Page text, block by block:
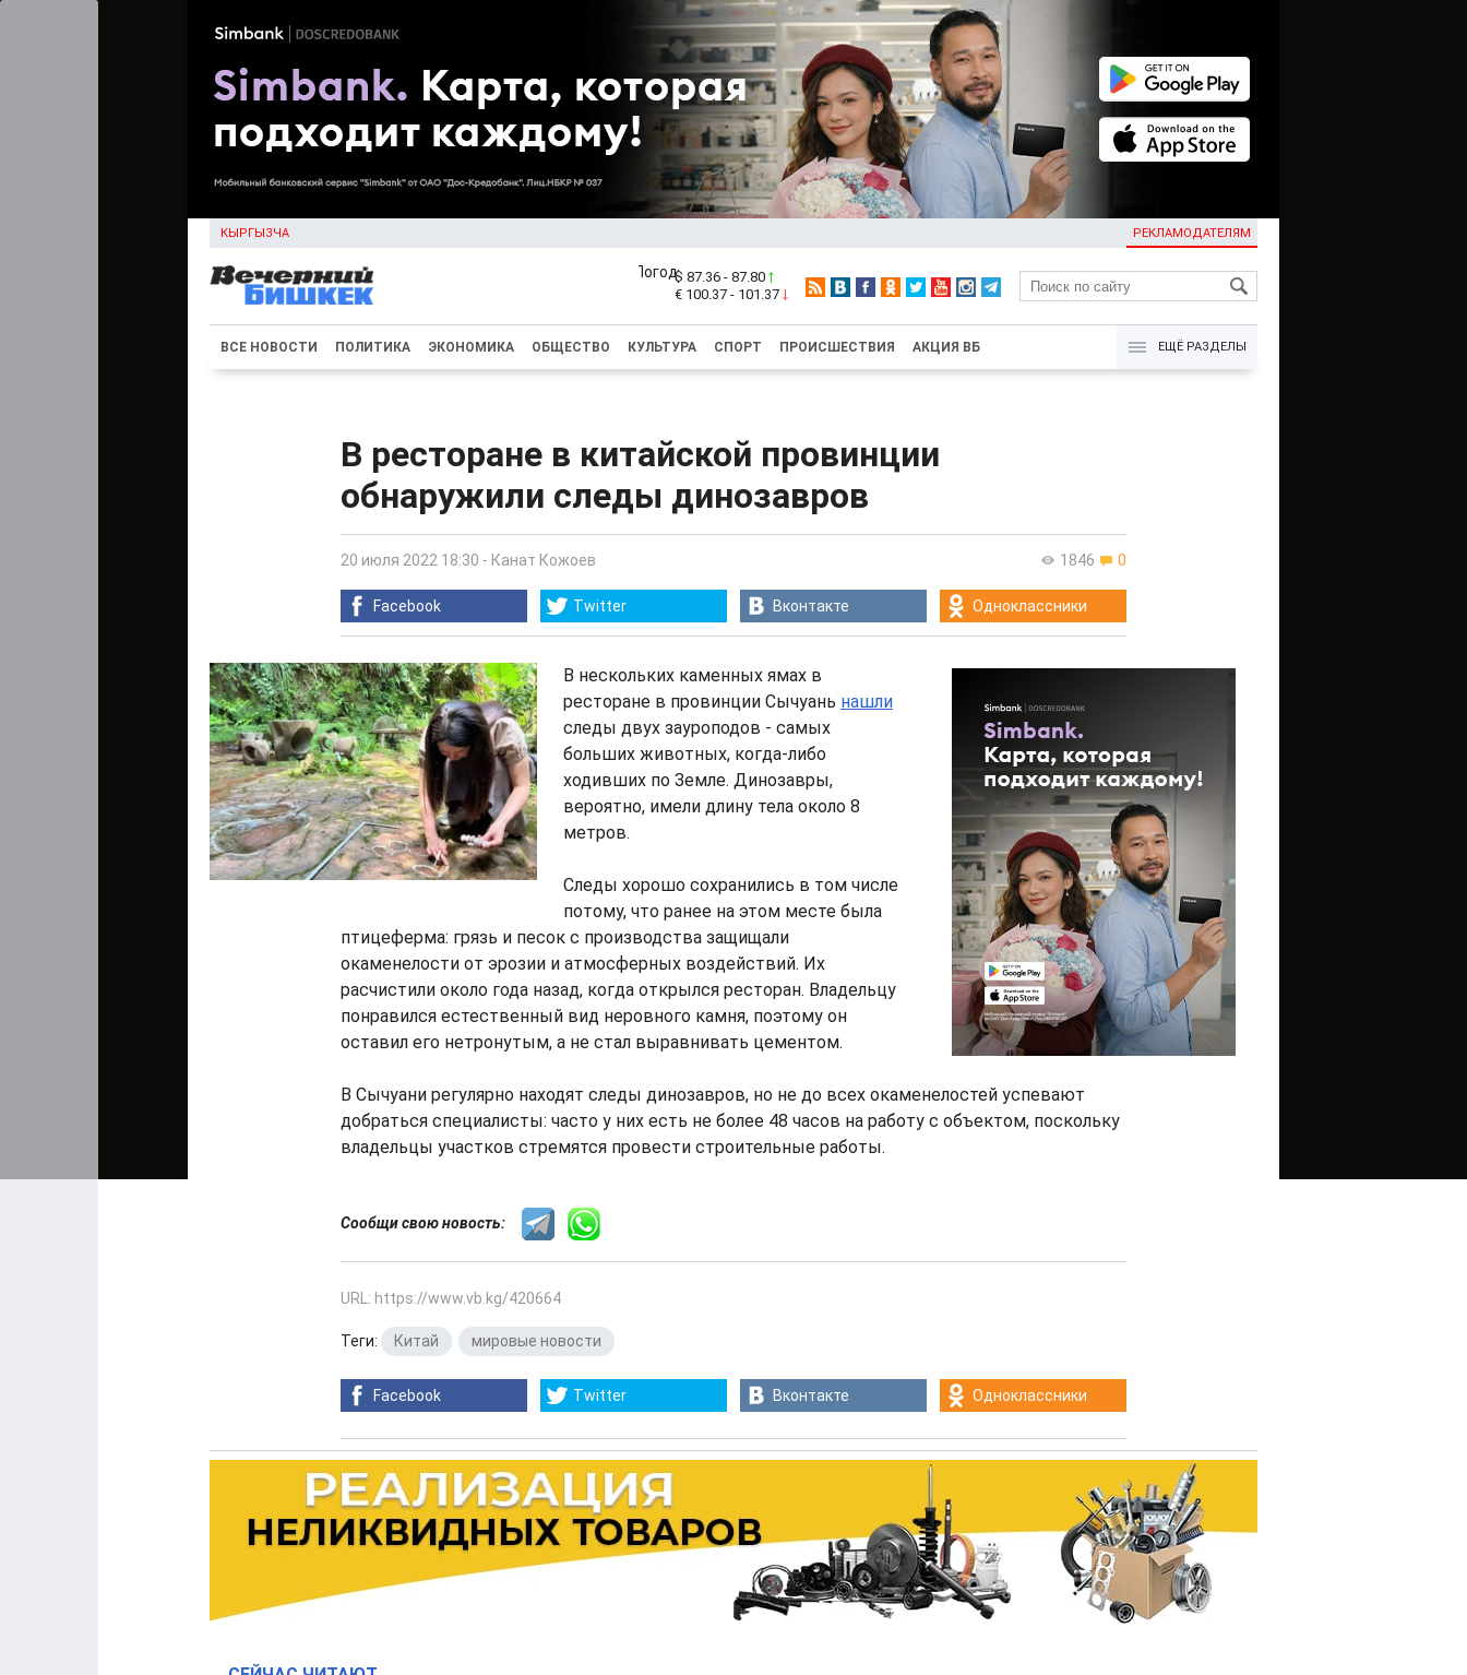
КЫРГЫЗЧА РЕКЛАМОДАТЕЛЯМ
KG
$ 87.36 - 87.80
€ 100.37 - 101.37
ВСЕ НОВОСТИ ПОЛИТИКА ЭКОНОМИКА ОБЩЕСТВО КУЛЬТУРА СПОРТ ПРОИСШЕСТВИЯ АКЦИЯ ВБ ЕЩЁ РАЗДЕЛЫ
В ресторане в китайской провинции
обнаружили следы динозавров
1846 0
20 июля 2022 18:30 - Канат Кожоев
Facebook Twitter Вконтакте Одноклассники
В нескольких каменных ямах в
ресторане в провинции Сычуань нашли
следы двух зауроподов - самых
больших животных, когда-либо
ходивших по Земле. Динозавры,
вероятно, имели длину тела около 8
метров.
Следы хорошо сохранились в том числе
потому, что ранее на этом месте была
птицеферма: грязь и песок с производства защищали
окаменелости от эрозии и атмосферных воздействий. Их
расчистили около года назад, когда открылся ресторан. Владельцу
понравился естественный вид неровного камня, поэтому он
оставил его нетронутым, а не стал выравнивать цементом.
В Сычуани регулярно находят следы динозавров, но не до всех окаменелостей успевают
добраться специалисты: часто у них есть не более 48 часов на работу с объектом, поскольку
владельцы участков стремятся провести строительные работы.
Сообщи свою новость:
URL: https://www.vb.kg/420664
Теги: Китай мировые новости
Facebook Twitter Вконтакте Одноклассники